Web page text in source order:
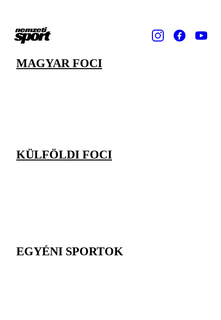
MAGYAR FOCI
KÜLFÖLDI FOCI
EGYÉNI SPORTOK